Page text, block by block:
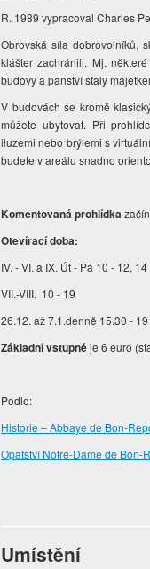
R. 1989 vypracoval Charles
Obrovská síla dobrovolníků,
klášter zachránili. Mj.
budovy a panství staly
V budovách se kromě
můžete ubytovat. Při
iluzemi nebo brýlemi s
budete v areálu snadno
Komentovaná prohlídka
Otevírací doba:
IV. - VI. a IX. Út - Pá 10 - 12,
VII.-VIII. 10 - 19
26.12. až 7.1.denně 15.30 - 19
Základní vstupnéje 6 euro
Podle:
Historie – Abbaye de Bon-
Opatství Notre-Dame de
Umístění